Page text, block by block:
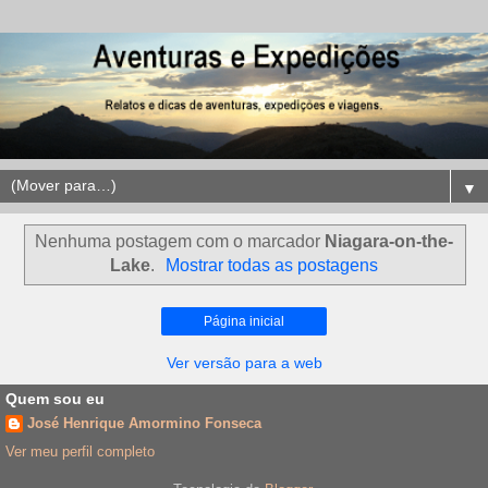
▼
Nenhuma postagem com o marcador Niagara-on-the-
Lake. Mostrar todas as postagens
Página inicial
Ver versão para a web
Quem sou eu
José Henrique Amormino Fonseca
Ver meu perfil completo